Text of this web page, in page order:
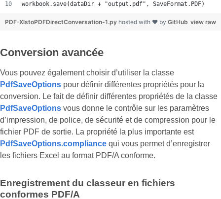
workbook.save(dataDir + "output.pdf", SaveFormat.PDF)
view raw
PDF-XlstoPDFDirectConversation-1.py hosted with ❤ by GitHub
Conversion avancée
Vous pouvez également choisir d’utiliser la classe
PdfSaveOptions pour définir différentes propriétés pour la
conversion. Le fait de définir différentes propriétés de la classe
PdfSaveOptions vous donne le contrôle sur les paramètres
d’impression, de police, de sécurité et de compression pour le
fichier PDF de sortie. La propriété la plus importante est
PdfSaveOptions.compliance qui vous permet d’enregistrer
les fichiers Excel au format PDF/A conforme.
Enregistrement du classeur en fichiers
conformes PDF/A